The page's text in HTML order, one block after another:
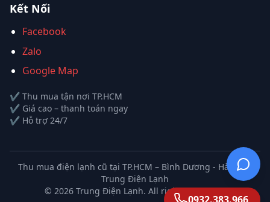
Kết Nối
Facebook
Zalo
Google Map
✔ Thu mua tận nơi TP.HCM
✔ Giá cao – thanh toán ngay
✔ Hỗ trợ 24/7
Thu mua điện lạnh cũ tại TP.HCM – Bình Dương - Hà Nội |
Trung Điện Lạnh
© 2026 Trung Điện Lạnh. All rights reserved.